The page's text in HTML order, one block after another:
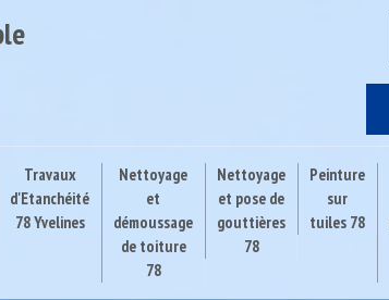
Travaux
d'Etanchéité
78 Yvelines
Nettoyage
et
démoussage
de toiture
78
Nettoyage
et pose de
gouttières
78
Peinture
sur
tuiles 78